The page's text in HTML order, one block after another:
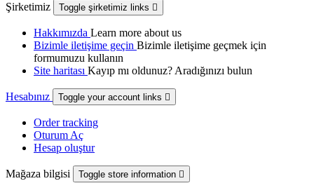
Şirketimiz Toggle şirketimiz links 
Hakkımızda Learn more about us
Bizimle iletişime geçin Bizimle iletişime geçmek için
formumuzu kullanın
Site haritası Kayıp mı oldunuz? Aradığınızı bulun
Hesabınız Toggle your account links 
Order tracking
Oturum Aç
Hesap oluştur
Mağaza bilgisi Toggle store information 